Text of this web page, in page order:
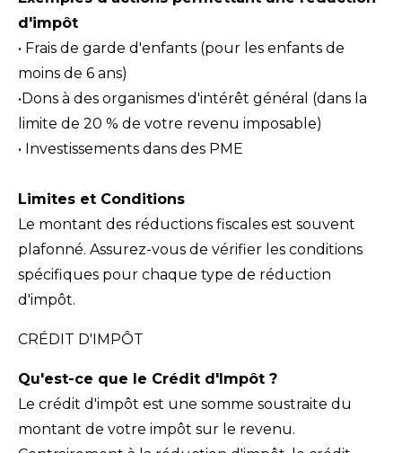
d'impôt
•⁠ Frais de garde d'enfants (pour les enfants de
moins de 6 ans)
•⁠Dons à des organismes d'intérêt général (dans la
limite de 20 % de votre revenu imposable)
•⁠ Investissements dans des PME
Limites et Conditions
Le montant des réductions fiscales est souvent
plafonné. Assurez-vous de vérifier les conditions
spécifiques pour chaque type de réduction
d'impôt.
CRÉDIT D'IMPÔT
Qu'est-ce que le Crédit d'Impôt ?
Le crédit d'impôt est une somme soustraite du
montant de votre impôt sur le revenu.